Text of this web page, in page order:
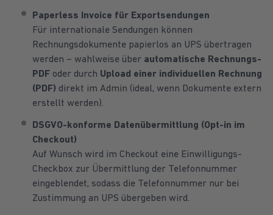
Paperless Invoice für Exportsendungen
Für internationale Sendungen können
Rechnungsdokumente papierlos an UPS übertragen
werden – wahlweise über automatische Rechnungs-
PDF oder durch Upload einer individuellen Rechnung
(PDF) direkt im Admin (ideal, wenn Dokumente extern
erstellt werden).
DSGVO-konforme Datenübermittlung (Opt-in im
Checkout)
Auf Wunsch wird im Checkout eine Einwilligungs-
Checkbox zur Übermittlung der Telefonnummer
eingeblendet, sodass die Telefonnummer nur bei
Zustimmung an UPS übergeben wird.